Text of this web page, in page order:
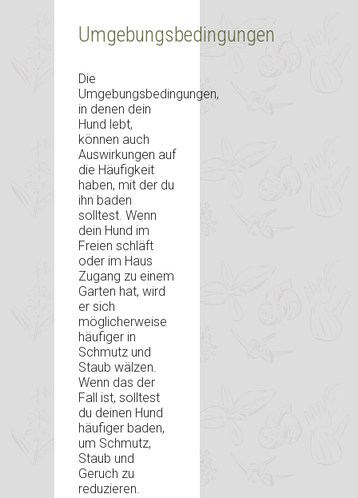
Umgebungsbedingungen
Die
Umgebungsbedingungen,
in denen dein
Hund lebt,
können auch
Auswirkungen auf
die Häufigkeit
haben, mit der du
ihn baden
solltest. Wenn
dein Hund im
Freien schläft
oder im Haus
Zugang zu einem
Garten hat, wird
er sich
möglicherweise
häufiger in
Schmutz und
Staub wälzen.
Wenn das der
Fall ist, solltest
du deinen Hund
häufiger baden,
um Schmutz,
Staub und
Geruch zu
reduzieren.